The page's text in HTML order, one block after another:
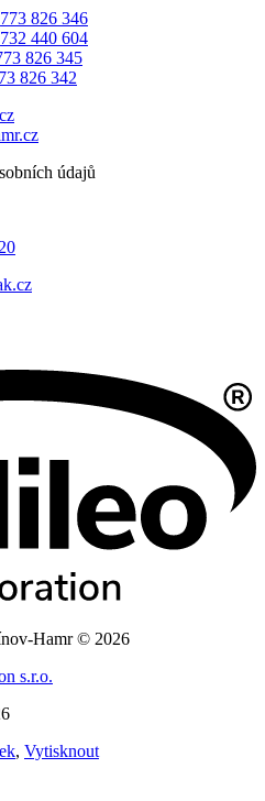
773 826 346
732 440 604
826 345
826 342
údajů
Hamr © 2026
s.r.o.
, Vytisknout